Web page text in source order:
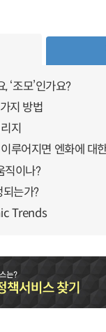
, ‘조모’인가요?
지 방법
지
직이나?
되는가?
Trends